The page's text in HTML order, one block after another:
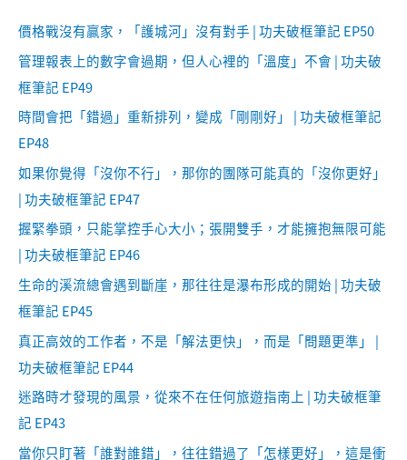
價格戰沒有贏家，「護城河」沒有對手 | 功夫破框筆記 EP50
管理報表上的數字會過期，但人心裡的「溫度」不會 | 功夫破
框筆記 EP49
時間會把「錯過」重新排列，變成「剛剛好」 | 功夫破框筆記
EP48
如果你覺得「沒你不行」，那你的團隊可能真的「沒你更好」
| 功夫破框筆記 EP47
握緊拳頭，只能掌控手心大小；張開雙手，才能擁抱無限可能
| 功夫破框筆記 EP46
生命的溪流總會遇到斷崖，那往往是瀑布形成的開始 | 功夫破
框筆記 EP45
真正高效的工作者，不是「解法更快」，而是「問題更準」 |
功夫破框筆記 EP44
迷路時才發現的風景，從來不在任何旅遊指南上 | 功夫破框筆
記 EP43
當你只盯著「誰對誰錯」，往往錯過了「怎樣更好」，這是衝